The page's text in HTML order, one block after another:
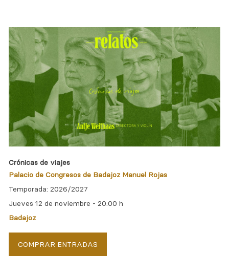
Crónicas de viajes
Palacio de Congresos de Badajoz Manuel Rojas
Temporada: 2026/2027
Jueves 12 de noviembre -20:00 h
Badajoz
COMPRAR ENTRADAS